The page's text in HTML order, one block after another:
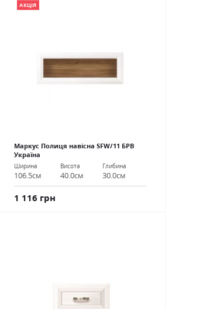
АКЦІЯ
Маркус Полиця навісна SFW/11 БРВ
Україна
Ширина
106.5см
Висота
40.0см
Глибина
30.0см
1 116 грн